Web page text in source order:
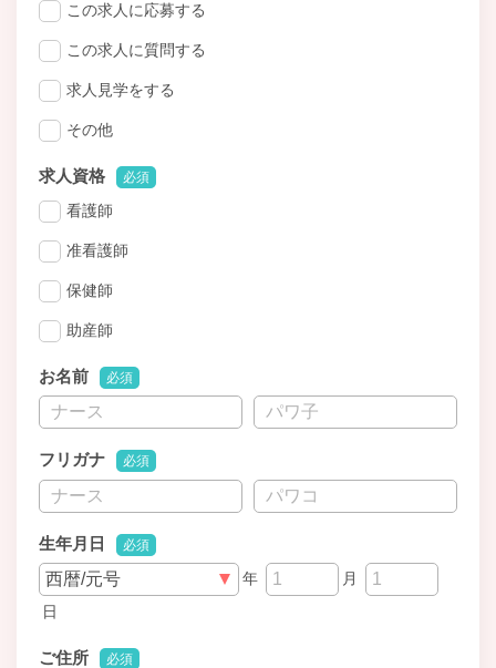
この求人に応募する
この求人に質問する
求人見学をする
その他
求人資格 必須
看護師
准看護師
保健師
助産師
お名前 必須
フリガナ 必須
生年月日 必須
年
月
日
ご住所 必須